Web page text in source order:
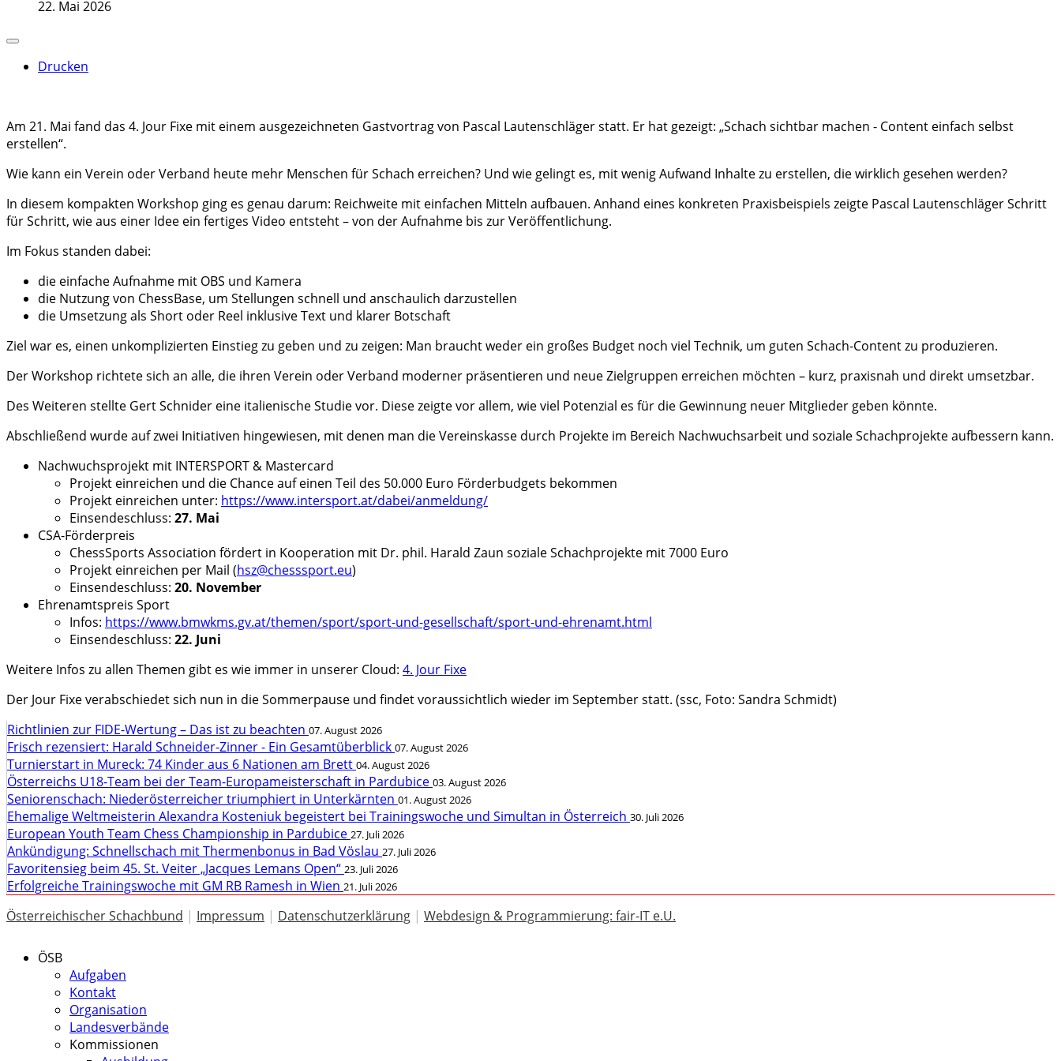
22. Mai 2026
Drucken
Am 21. Mai fand das 4. Jour Fixe mit einem ausgezeichneten Gastvortrag von Pascal Lautenschläger statt. Er hat gezeigt: „Schach sichtbar machen - Content einfach selbst
erstellen“.
Wie kann ein Verein oder Verband heute mehr Menschen für Schach erreichen? Und wie gelingt es, mit wenig Aufwand Inhalte zu erstellen, die wirklich gesehen werden?
In diesem kompakten Workshop ging es genau darum: Reichweite mit einfachen Mitteln aufbauen. Anhand eines konkreten Praxisbeispiels zeigte Pascal Lautenschläger Schritt
für Schritt, wie aus einer Idee ein fertiges Video entsteht – von der Aufnahme bis zur Veröffentlichung.
Im Fokus standen dabei:
die einfache Aufnahme mit OBS und Kamera
die Nutzung von ChessBase, um Stellungen schnell und anschaulich darzustellen
die Umsetzung als Short oder Reel inklusive Text und klarer Botschaft
Ziel war es, einen unkomplizierten Einstieg zu geben und zu zeigen: Man braucht weder ein großes Budget noch viel Technik, um guten Schach-Content zu produzieren.
Der Workshop richtete sich an alle, die ihren Verein oder Verband moderner präsentieren und neue Zielgruppen erreichen möchten – kurz, praxisnah und direkt umsetzbar.
Des Weiteren stellte Gert Schnider eine italienische Studie vor. Diese zeigte vor allem, wie viel Potenzial es für die Gewinnung neuer Mitglieder geben könnte.
Abschließend wurde auf zwei Initiativen hingewiesen, mit denen man die Vereinskasse durch Projekte im Bereich Nachwuchsarbeit und soziale Schachprojekte aufbessern kann.
Nachwuchsprojekt mit INTERSPORT & Mastercard
Projekt einreichen und die Chance auf einen Teil des 50.000 Euro Förderbudgets bekommen
Projekt einreichen unter: https://www.intersport.at/dabei/anmeldung/
Einsendeschluss: 27. Mai
CSA-Förderpreis
ChessSports Association fördert in Kooperation mit Dr. phil. Harald Zaun soziale Schachprojekte mit 7000 Euro
Projekt einreichen per Mail (hsz@chesssport.eu)
Einsendeschluss: 20. November
Ehrenamtspreis Sport
Infos: https://www.bmwkms.gv.at/themen/sport/sport-und-gesellschaft/sport-und-ehrenamt.html
Einsendeschluss: 22. Juni
Weitere Infos zu allen Themen gibt es wie immer in unserer Cloud: 4. Jour Fixe
Der Jour Fixe verabschiedet sich nun in die Sommerpause und findet voraussichtlich wieder im September statt. (ssc, Foto: Sandra Schmidt)
Richtlinien zur FIDE-Wertung – Das ist zu beachten 07. August 2026
Frisch rezensiert: Harald Schneider-Zinner - Ein Gesamtüberblick 07. August 2026
Turnierstart in Mureck: 74 Kinder aus 6 Nationen am Brett 04. August 2026
Österreichs U18-Team bei der Team-Europameisterschaft in Pardubice 03. August 2026
Seniorenschach: Niederösterreicher triumphiert in Unterkärnten 01. August 2026
Ehemalige Weltmeisterin Alexandra Kosteniuk begeistert bei Trainingswoche und Simultan in Österreich 30. Juli 2026
European Youth Team Chess Championship in Pardubice 27. Juli 2026
Ankündigung: Schnellschach mit Thermenbonus in Bad Vöslau 27. Juli 2026
Favoritensieg beim 45. St. Veiter „Jacques Lemans Open“ 23. Juli 2026
Erfolgreiche Trainingswoche mit GM RB Ramesh in Wien 21. Juli 2026
Österreichischer Schachbund | Impressum | Datenschutzerklärung | Webdesign & Programmierung: fair-IT e.U.
ÖSB
Aufgaben
Kontakt
Organisation
Landesverbände
Kommissionen